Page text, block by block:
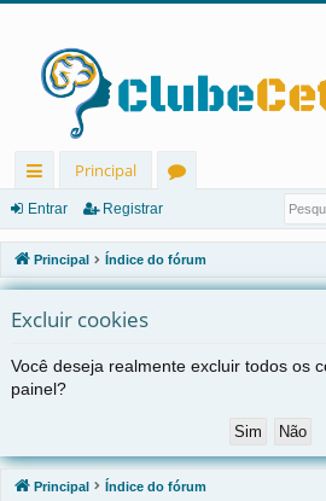
in
ks
rá
pi
os
Principal
u
ns
Entrar Registrar
Principal Índice do fórum
Excluir cookies
Você deseja realmente excluir todos os
painel?
Principal Índice do fórum